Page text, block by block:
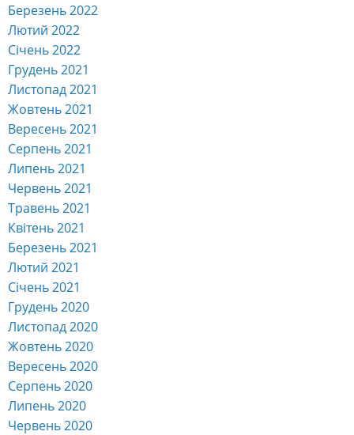
Березень 2022
Лютий 2022
Січень 2022
Грудень 2021
Листопад 2021
Жовтень 2021
Вересень 2021
Серпень 2021
Липень 2021
Червень 2021
Травень 2021
Квітень 2021
Березень 2021
Лютий 2021
Січень 2021
Грудень 2020
Листопад 2020
Жовтень 2020
Вересень 2020
Серпень 2020
Липень 2020
Червень 2020